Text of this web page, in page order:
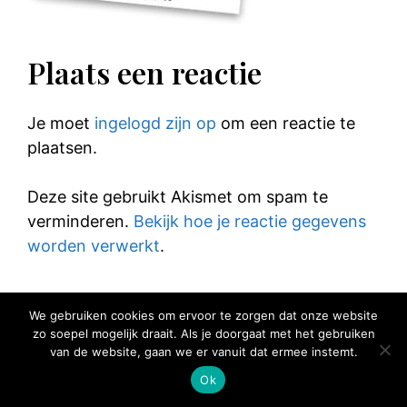
Plaats een reactie
Je moet ingelogd zijn op om een reactie te
plaatsen.
Deze site gebruikt Akismet om spam te
verminderen. Bekijk hoe je reactie gegevens
worden verwerkt.
© 2025 Elke Hap Telt
We gebruiken cookies om ervoor te zorgen dat onze website
zo soepel mogelijk draait. Als je doorgaat met het gebruiken
van de website, gaan we er vanuit dat ermee instemt.
Ok